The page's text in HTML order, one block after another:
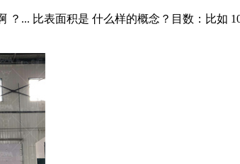
？... 比表面积是 什么样的概念？目数：比如